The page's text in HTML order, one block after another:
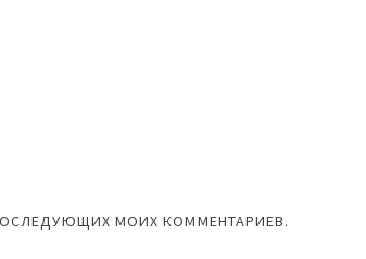
МОИХ КОММЕНТАРИЕВ.